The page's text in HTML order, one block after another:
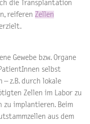
die Transplantation
reiferen Zellen
Gewebe bzw. Organe
selbst
– z.B. durch lokale
Zellen im Labor zu
implantieren. Beim
aus dem